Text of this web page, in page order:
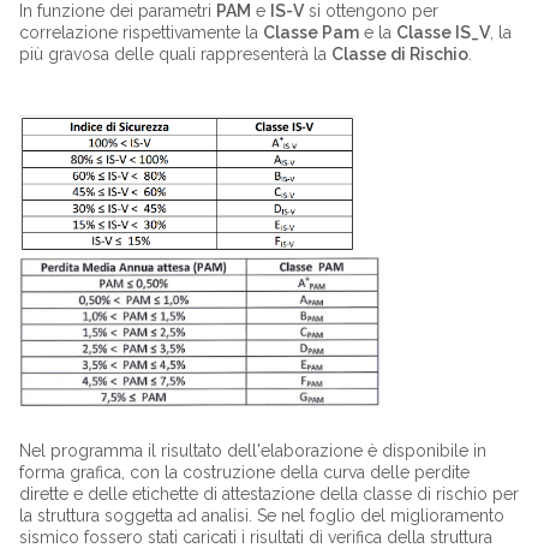
In funzione dei parametri PAM e IS-Vsi ottengono per
correlazione rispettivamente la Classe Pame la Classe IS_V, la
più gravosa delle quali rappresenterà la Classe di Rischio.
Nel programma il risultato dell'elaborazione è disponibile in
forma grafica, con la costruzione della curva delle perdite
dirette e delle etichette di attestazione della classe di rischio per
la struttura soggetta ad analisi. Se nel foglio del miglioramento
sismico fossero stati caricati i risultati di verifica della struttura